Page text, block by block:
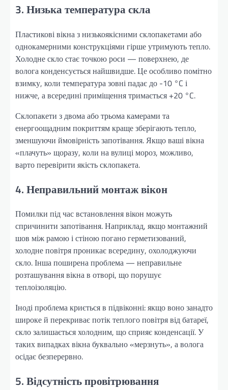
3. Низька температура скла
Пластикові вікна з низькоякісними склопакетами або
однокамерними конструкціями гірше утримують тепло.
Холодне скло стає точкою роси — поверхнею, де
волога конденсується найшвидше. Це особливо помітно
взимку, коли температура зовні падає до -10 °C і
нижче, а всередині приміщення тримається +20 °C.
Склопакети з двома або трьома камерами та
енергоощадним покриттям краще зберігають тепло,
зменшуючи ймовірність запотівання. Якщо ваші вікна
«плачуть» щоразу, коли на вулиці мороз, можливо,
варто перевірити якість склопакета.
4. Неправильний монтаж вікон
Помилки під час встановлення вікон можуть
спричинити запотівання. Наприклад, якщо монтажний
шов між рамою і стіною погано герметизований,
холодне повітря проникає всередину, охолоджуючи
скло. Інша поширена проблема — неправильне
розташування вікна в отворі, що порушує
теплоізоляцію.
Іноді проблема криється в підвіконні: якщо воно занадто
широке й перекриває потік теплого повітря від батареї,
скло залишається холодним, що сприяє конденсації. У
таких випадках вікна буквально «мерзнуть», а волога
осідає безперервно.
5. Відсутність провітрювання